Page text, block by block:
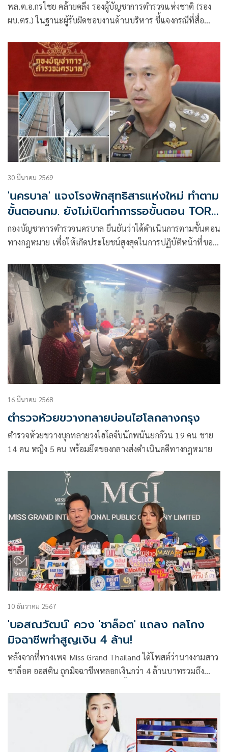
พล.ต.อ.กรไชย คล้ายคลึง รองผู้บัญชาการตำรวจแห่งชาติ (รอง
ผบ.ตร.) ในฐานะผู้รับผิดชอบงานด้านบริหาร ชี้แจงกรณีที่สื่อ
บันไดทางขึ้นชั้น 2 ของอาคาร สน.สุทธิสาร แห่งใหม่ ที่มีลักษณะ
ถูกปิดทึบด้วยฝ้าเพดานและหลอดไฟจนไม่สามารถใช้งานได้จริง
30 มีนาคม 2569
'นครบาล' แจงโรงพักสุทธิสารแห่งใหม่ ทำตาม
ขั้นตอนกม. ยังไม่เปิดทำการรอขั้นตอน TOR
ระบบไฟฟ้าลงดิน
กองบัญชาการตำรวจนครบาล ยืนยันว่าได้ดำเนินการตามขั้นตอน
ทางกฎหมาย เพื่อให้เกิดประโยชน์สูงสุดในการปฏิบัติหน้าที่ของ
16 มีนาคม 2568
ตำรวจห้วยขวางทลายบ่อนไฮโลกลางกรุง
ตำรวจห้วยขวางบุกทลายวงไฮโลจับนักพนันยกก๊วน 19 คน ชาย
14 คน หญิง 5 คน พร้อมยึดของกลางส่งดำเนินคดีทางกฎหมาย
10 ธันวาคม 2567
'บอสณวัฒน์' ควง 'ชาล็อต' แถลง กลโกง
มิจฉาชีพทำสูญเงิน 4 ล้าน!
หลังจากที่ทางเพจ Miss Grand Thailand ได้โพสต์ว่านางงามสาว
ชาล็อต ออสติน ถูกมิจฉาชีพหลอกเงินกว่า 4 ล้านบาทรวมถึง
ได้พา ชาล็อต ออสติน แถลงข่าว